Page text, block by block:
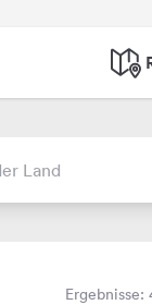
Ergebnisse: